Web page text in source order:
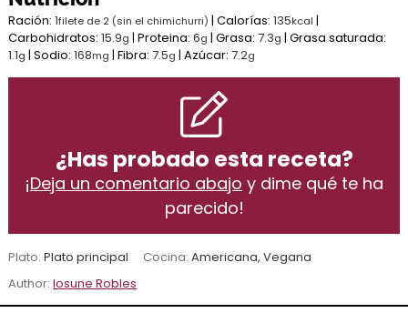
Ración:1filete de 2 (sin el chimichurri) |Calorías:135kcal |
Carbohidratos:15.9g |Proteina:6g |Grasa:7.3g |Grasa saturada:
1.1g |Sodio:168mg |Fibra:7.5g |Azúcar:7.2g
¿Has probado esta receta?
¡Deja un comentario abajo y dime qué te ha
parecido!
Plato:Plato principal Cocina: Americana, Vegana
Author:Iosune Robles